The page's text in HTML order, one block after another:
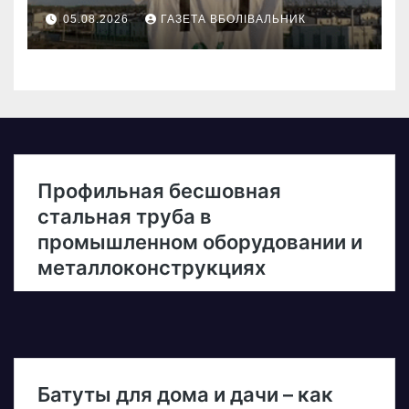
05.08.2026 ГАЗЕТА ВБОЛІВАЛЬНИК